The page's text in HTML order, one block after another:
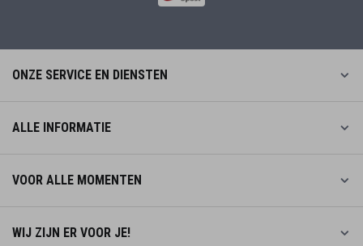
ONZE SERVICE EN DIENSTEN
ALLE INFORMATIE
VOOR ALLE MOMENTEN
WIJ ZIJN ER VOOR JE!